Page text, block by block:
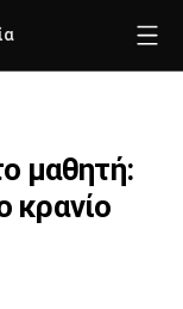
μαθητή:
κρανίο